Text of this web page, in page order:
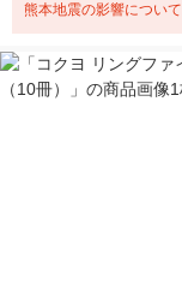
熊本地震の影響について